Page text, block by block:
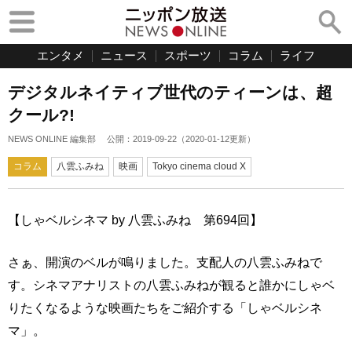
エンタメ ニュース スポーツ コラム ライフ
デジタルネイティブ世代のティーンは、超
クール?!
NEWS ONLINE 編集部 公開： 2019-09-22 （2020-01-12更新）
コラム 八雲ふみね 映画 Tokyo cinema cloud X
【しゃベルシネマ by 八雲ふみね 第694回】
さぁ、開演のベルが鳴りました。支配人の八雲ふみねで
す。シネマアナリストの八雲ふみねが観ると誰かにしゃベ
りたくなるような映画たちをご紹介する「しゃベルシネ
マ」。